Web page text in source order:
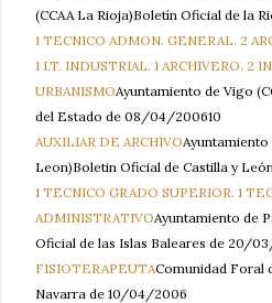
(CCAA La Rioja)Boletín Oficial de la
1 TECNICO ADMON. GENERAL. 2
1 I.T. INDUSTRIAL. 1 ARCHIVERO. 2
URBANISMOAyuntamiento de Vigo
del Estado de 08/04/200610
AUXILIAR DE ARCHIVOAyuntamiento
Leon)Boletin Oficial de Castilla y
1 TECNICO GRADO SUPERIOR. 1
ADMINISTRATIVOAyuntamiento de
Oficial de las Islas Baleares de 20/
FISIOTERAPEUTAComunidad Foral
Navarra de 10/04/2006